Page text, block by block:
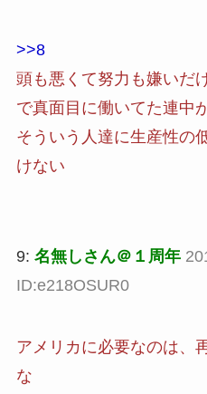
>>8
頭も悪くて努力も嫌いだ
で真面目に働いてた連中
そういう人達に生産性の
けない
9: 名無しさん＠１周年
ID:e218OSUR0
アメリカに必要なのは、
な